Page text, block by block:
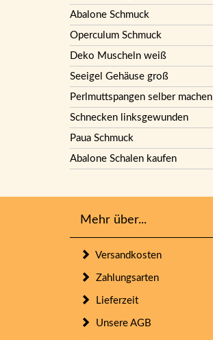
Abalone Schmuck
Operculum Schmuck
Deko Muscheln weiß
Seeigel Gehäuse groß
Perlmuttspangen selber machen
Schnecken linksgewunden
Paua Schmuck
Abalone Schalen kaufen
Mehr über...
Versandkosten
Zahlungsarten
Lieferzeit
Unsere AGB